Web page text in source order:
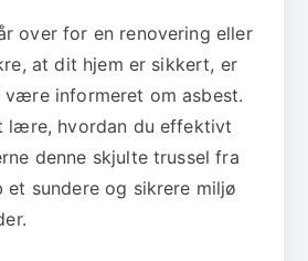
over for en renovering eller
at dit hjem er sikkert, er
informeret om asbest.
lære, hvordan du effektivt
denne skjulte trussel fra
et sundere og sikrere miljø